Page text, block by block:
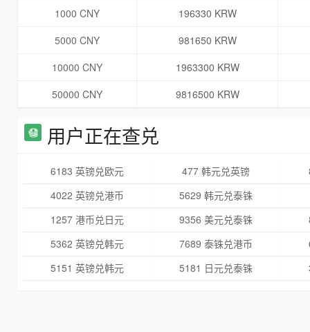
1000 CNY
196330 KRW
5000 CNY
981650 KRW
10000 CNY
1963300 KRW
50000 CNY
9816500 KRW
用户正在查兑
6183 英镑兑欧元 477 韩元兑英镑
4022 英镑兑港币
5629 韩元兑泰铢
1257 港币兑日元
9356 美元兑泰铢
5362 英镑兑韩元
7689 泰铢兑港币
5151 英镑兑韩元
5181 日元兑泰铢